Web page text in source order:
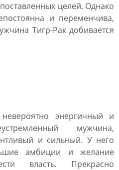
целей. Однако
и переменчива,
Тигр-Рак добивается
энергичный и
мужчина,
и сильный. У него
амбиции и желание
власть. Прекрасно